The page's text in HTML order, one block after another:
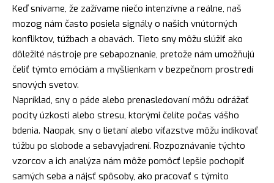
Keď snívame, že zažívame niečo intenzívne a reálne, naš
mozog nám často posiela signály o našich vnútorných
konfliktov, túžbach a obavách. Tieto sny môžu slúžiť ako
dôležité nástroje pre sebapoznanie, pretože nám umožňujú
čeliť týmto emóciám a myšlienkam v bezpečnom prostredí
snových svetov.
Napríklad, sny o páde alebo prenasledovaní môžu odrážať
pocity úzkosti alebo stresu, ktorými čelíte počas vášho
bdenia. Naopak, sny o lietaní alebo víťazstve môžu indikovať
túžbu po slobode a sebavyjadrení. Rozpoznávanie týchto
vzorcov a ich analýza nám môže pomôcť lepšie pochopiť
samých seba a nájsť spôsoby, ako pracovať s týmito